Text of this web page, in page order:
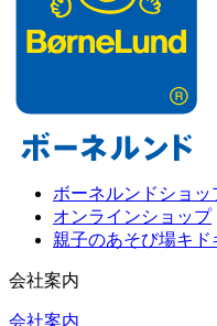
ボーネルンドショッ
オンラインショップ
親子のあそび場キド
会社案内
会社案内